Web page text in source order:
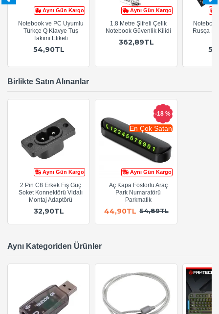
Aynı Gün Kargo
Notebook ve PC Uyumlu
Türkçe Q Klavye Tuş
Takımı Etiketi
54,90TL
Aynı Gün Kargo
1.8 Metre Şifreli Çelik
Notebook Güvenlik Kilidi
362,89TL
Rusça
Birlikte Satın Alınanlar
Aynı Gün Kargo
2 Pin C8 Erkek Fiş Güç
Soket Konnektörü Vidalı
Montaj Adaptörü
32,90TL
Aynı Gün Kargo
En Çok Satan
-18 %
Aç Kapa Fosforlu Araç
Park Numaratörü
Parkmatik
44,90TL 54,89TL
Aynı Kategoriden Ürünler